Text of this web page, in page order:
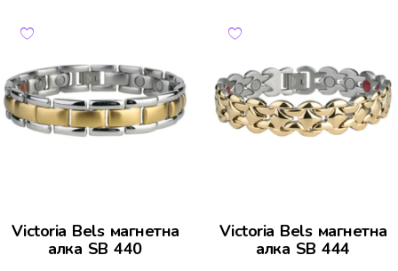
Victoria Bels магнетна
алка SB 440
Victoria Bels магнетна
алка SB 444